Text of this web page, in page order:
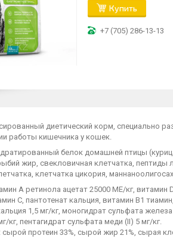
Купить
+7 (705) 286-13-13
диетический корм, специально
работы кишечника у кошек.
белок домашней птицы
жир, свекловичная клетчатка,
клетчатка цикория,
А ретинола ацетат 25000 МЕ/кг,
С, пантотенат кальция, витамин В1
1,5 мг/кг, моногидрат сульфата
кг, пентагидрат сульфата меди (II) 5 мг/кг.
протеин 33%, сырой жир 21%, сырая